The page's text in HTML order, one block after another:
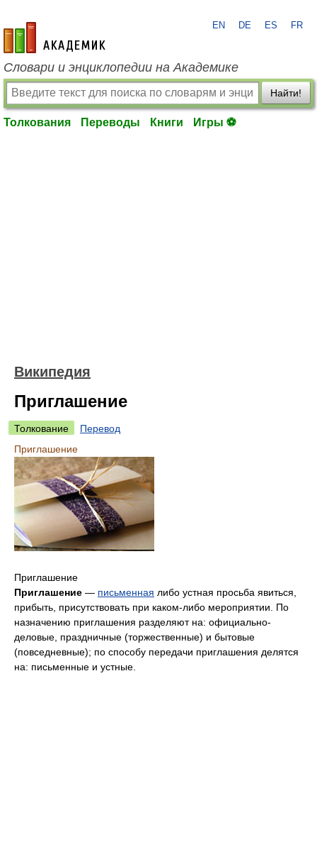
academic.ru
EN DE ES FR
Словари и энциклопедии на Академике
Найти!
Толкования Переводы Книги Игры ⚽
Википедия
Приглашение
Толкование
Перевод
Приглашение
Приглашение
Приглашение — письменная либо устная просьба явиться,
прибыть, присутствовать при каком-либо мероприятии. По
назначению приглашения разделяют на: официально-
деловые, праздничные (торжественные) и бытовые
(повседневные); по способу передачи приглашения делятся
на: письменные и устные.